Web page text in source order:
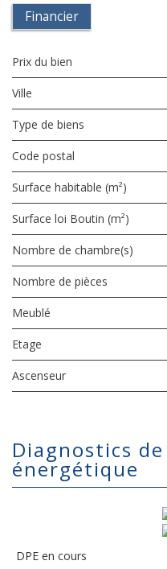
Financier
Prix du bien
Ville
Type de biens
Code postal
Surface habitable (m²)
Surface loi Boutin (m²)
Nombre de chambre(s)
Nombre de pièces
Meublé
Etage
Ascenseur
diagnostics de performance
énergétique
DPE en cours